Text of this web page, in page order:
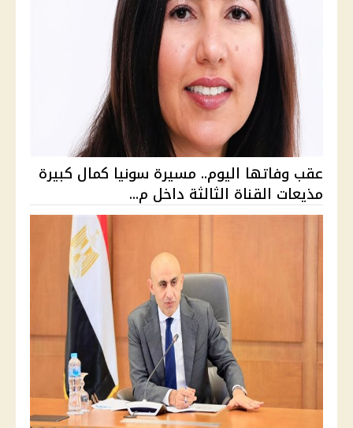
عقب وفاتها اليوم.. مسيرة سونيا كمال كبيرة
مذيعات القناة الثالثة داخل م...